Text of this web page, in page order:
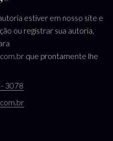
estiver em nosso site e
ou registrar sua autoria,
que prontamente lhe
3078